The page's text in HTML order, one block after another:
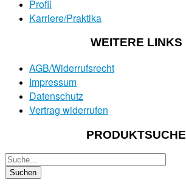
Profil
Karriere/Praktika
WEITERE LINKS
AGB/Widerrufsrecht
Impressum
Datenschutz
Vertrag widerrufen
PRODUKTSUCHE